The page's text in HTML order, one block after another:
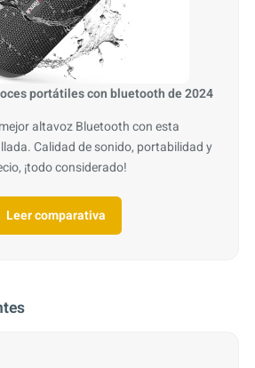
portátiles con bluetooth de 2024
altavoz Bluetooth con esta
Calidad de sonido, portabilidad y
¡todo considerado!
Leer comparativa